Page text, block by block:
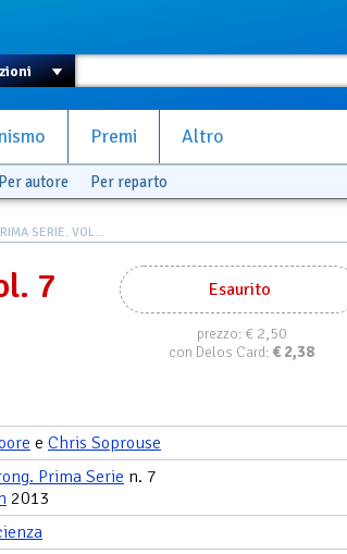
Premi Altro
Per autore Per reparto
SERIE. VOL...
Esaurito
prezzo:€ 2,50
con Delos Card: € 2,38
7
e Chris Soprouse
Prima Serie n. 7
2013